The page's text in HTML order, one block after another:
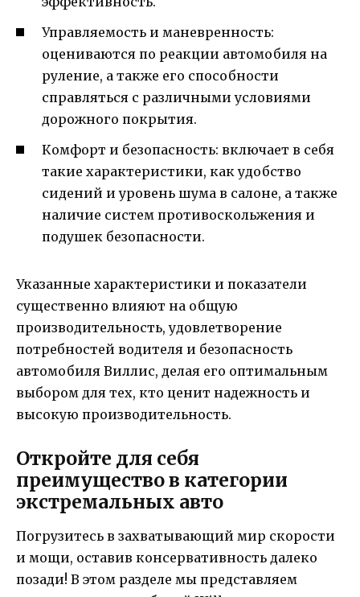
Управляемость и маневренность:
оцениваются по реакции автомобиля на
руление, а также его способности
справляться с различными условиями
дорожного покрытия.
Комфорт и безопасность: включает в себя
такие характеристики, как удобство
сидений и уровень шума в салоне, а также
наличие систем противоскольжения и
подушек безопасности.
Указанные характеристики и показатели
существенно влияют на общую
производительность, удовлетворение
потребностей водителя и безопасность
автомобиля Виллис, делая его оптимальным
выбором для тех, кто ценит надежность и
высокую производительность.
Откройте для себя
преимущество в категории
экстремальных авто
Погрузитесь в захватывающий мир скорости
и мощи, оставив консервативность далеко
позади! В этом разделе мы представляем